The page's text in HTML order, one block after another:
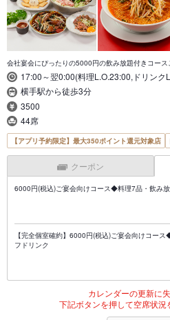
会社宴会にぴったりの5000円の飲み放題付きコース
17:00～翌0:00(料理L.O.23:00,ドリンク
横手駅から徒歩3分
3500
44席
【アプリ予約限定】最大350ポイント還元対象店
クーポン
6000円(税込)ご宴会向けコース◆料理7品・飲み
【完全個室確約】6000円(税込)ご宴会向けコー
フドリンク
カレンダーの更新に
下記ボタンを押して空席状況